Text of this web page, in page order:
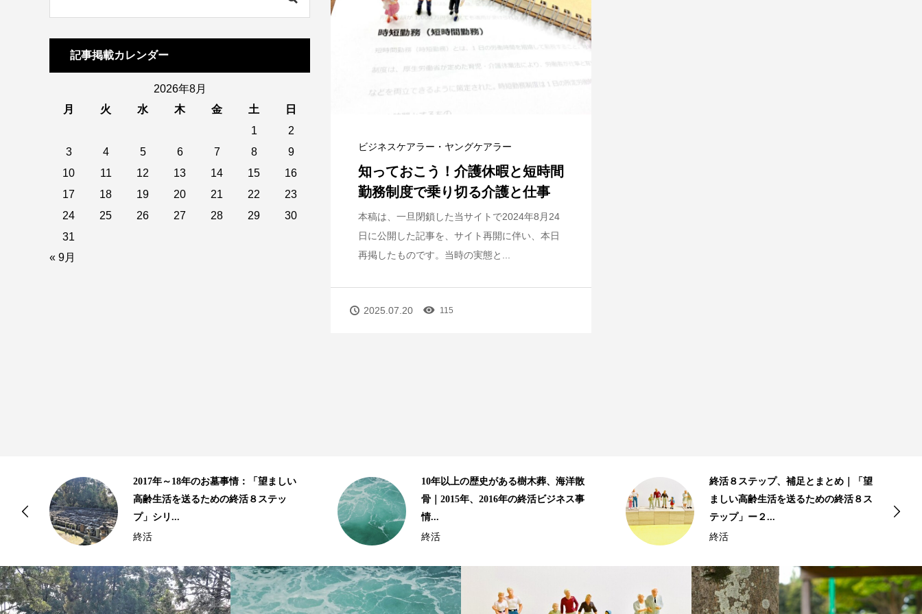
ビジネスケアラー・ヤングケアラー
知っておこう！介護休暇と短時間
勤務制度で乗り切る介護と仕事
本稿は、一旦閉鎖した当サイトで2024年8月24
日に公開した記事を、サイト再開に伴い、本日
再掲したものです。当時の実態と...
2025.07.20 115
記事掲載カレンダー
2026年8月
月
火 水 木 金 土
日
1
2
3
4 5 6 7 8
9
10
11 12 13 14 15
16
17
18 19 20 21 22
23
24
25 26 27 28 29
30
31
« 9月
情：「望ましい
終活８ステッ
10年以上の歴史がある樹木葬、海洋散
骨｜2015年、2016年の終活ビジネス事
終活８ステップ、補足とまとめ｜「望
ましい高齢生活を送るための終活８ス
おひとりさまの終活課題と対策
ましい高齢生活を送るための終